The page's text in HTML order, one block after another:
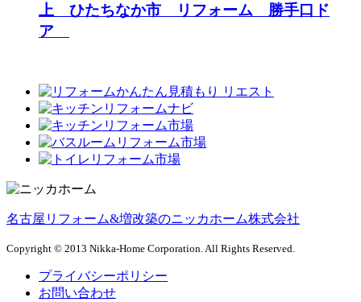
上 ひたちなか市 リフォーム 勝手口ド
ア
名古屋リフォーム&増改築のニッカホーム株式会社
Copyright © 2013 Nikka-Home Corporation. All Rights Reserved.
プライバシーポリシー
お問い合わせ